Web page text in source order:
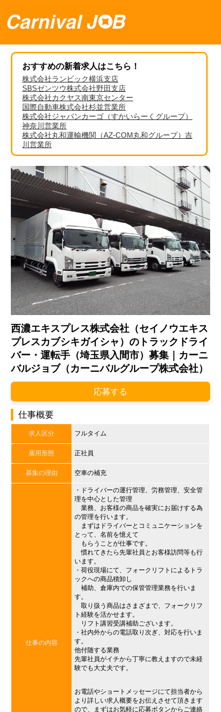
おすすめの新着求人はこちら！
株式会社ランビック横浜支店
SBSゼンツウ株式会社野田支店
株式会社カクヤス南東京センター
国際自動車株式会社杉並営業所
株式会社ジャパンカーゴ（すかいらーくグループ）
神奈川営業所
株式会社丸和運輸機関（AZ-COM丸和グループ）吉
川営業所
西濃エキスプレス株式会社（セイノウエキス
プレスカブシキガイシャ）のトラックドライ
バー・運転手（埼玉県入間市）募集｜カーニ
バルジョブ（カーニバルグループ株式会社）
応募する
仕事概要
求人区分 フルタイム
雇用形態 正社員
募集の理由 空車の補充
仕事の内容
・ドライバーの運行管理、労務管理、安全管
理を中心とした管理
業務、お客様の商品を確実にお届けする為
の管理を行います。
まずはドライバーとコミュニケーションを
とって、名前を憶えて
もらうことが仕事です。
慣れてきたら先輩社員とお客様訪問等も行
います。
・荷役現場にて、フォークリフトによるトラ
ックへの商品積卸し
補助、倉庫内での保管管理業務を行いま
す。
取り扱う商品はさまざまで、フォークリフ
ト経験を活かせます。
リフト講習受講補助ございます。
・社内外からの電話取り次ぎ、対応を行いま
す。
他付随する業務
先輩社員がイチから丁寧に教えますので未経
験でも大丈夫です。
お電話やショートメッセージにて担当者から
より詳しい求人概要をお伝えさせて頂きます
ので、まずはお気軽に応募ボタンからご連絡